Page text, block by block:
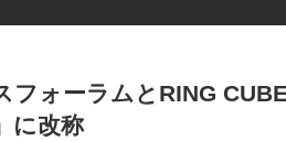
フォーラムとRING
に改称